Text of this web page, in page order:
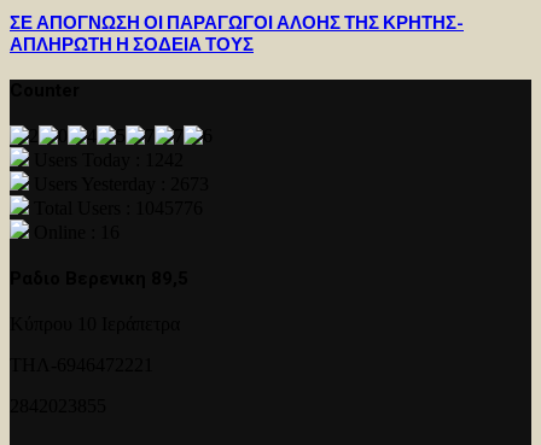
ΣΕ ΑΠΟΓΝΩΣΗ ΟΙ ΠΑΡΑΓΩΓΟΙ ΑΛΟΗΣ ΤΗΣ ΚΡΗΤΗΣ-
ΑΠΛΗΡΩΤΗ Η ΣΟΔΕΙΑ ΤΟΥΣ